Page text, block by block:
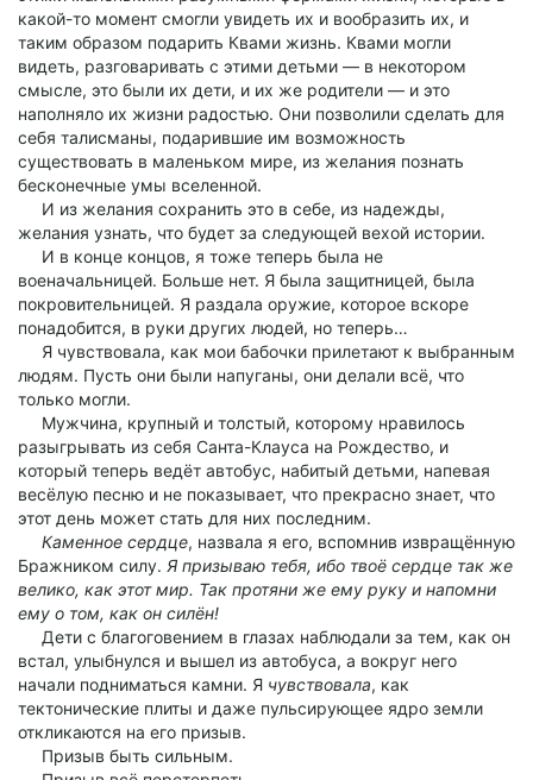
какой-то момент смогли увидеть их и вообразить их, и
таким образом подарить Квами жизнь. Квами могли
видеть, разговаривать с этими детьми — в некотором
смысле, это были их дети, и их же родители — и это
наполняло их жизни радостью. Они позволили сделать для
себя талисманы, подарившие им возможность
существовать в маленьком мире, из желания познать
бесконечные умы вселенной.
И из желания сохранить это в себе, из надежды,
желания узнать, что будет за следующей вехой истории.
И в конце концов, я тоже теперь была не
военачальницей. Больше нет. Я была защитницей, была
покровительницей. Я раздала оружие, которое вскоре
понадобится, в руки других людей, но теперь…
Я чувствовала, как мои бабочки прилетают к выбранным
людям. Пусть они были напуганы, они делали всё, что
только могли.
Мужчина, крупный и толстый, которому нравилось
разыгрывать из себя Санта-Клауса на Рождество, и
который теперь ведёт автобус, набитый детьми, напевая
весёлую песню и не показывает, что прекрасно знает, что
этот день может стать для них последним.
Каменное сердце, назвала я его, вспомнив извращённую
Бражником силу. Я призываю тебя, ибо твоё сердце так же
велико, как этот мир. Так протяни же ему руку и напомни
ему о том, как он силён!
Дети с благоговением в глазах наблюдали за тем, как он
встал, улыбнулся и вышел из автобуса, а вокруг него
начали подниматься камни. Я чувствовала, как
тектонические плиты и даже пульсирующее ядро земли
откликаются на его призыв.
Призыв быть сильным.